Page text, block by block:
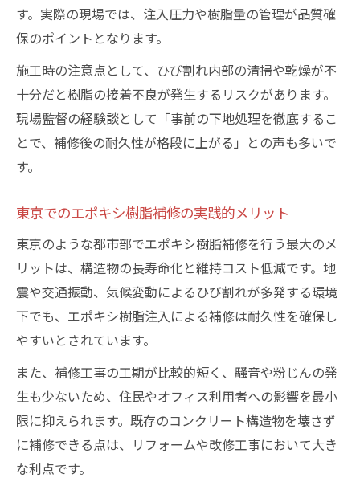
す。実際の現場では、注入圧力や樹脂量の管理が品質確
保のポイントとなります。
施工時の注意点として、ひび割れ内部の清掃や乾燥が不
十分だと樹脂の接着不良が発生するリスクがあります。
現場監督の経験談として「事前の下地処理を徹底するこ
とで、補修後の耐久性が格段に上がる」との声も多いで
す。
東京でのエポキシ樹脂補修の実践的メリット
東京のような都市部でエポキシ樹脂補修を行う最大のメ
リットは、構造物の長寿命化と維持コスト低減です。地
震や交通振動、気候変動によるひび割れが多発する環境
下でも、エポキシ樹脂注入による補修は耐久性を確保し
やすいとされています。
また、補修工事の工期が比較的短く、騒音や粉じんの発
生も少ないため、住民やオフィス利用者への影響を最小
限に抑えられます。既存のコンクリート構造物を壊さず
に補修できる点は、リフォームや改修工事において大き
な利点です。